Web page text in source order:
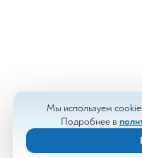
Мы используем
Подробнее в